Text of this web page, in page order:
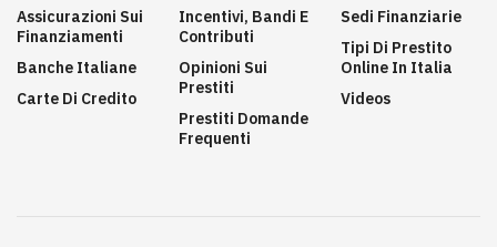
Assicurazioni Sui
Finanziamenti
Banche Italiane
Carte Di Credito
Incentivi, Bandi E
Contributi
Opinioni Sui
Prestiti
Prestiti Domande
Frequenti
Sedi Finanziarie
Tipi Di Prestito
Online In Italia
Videos